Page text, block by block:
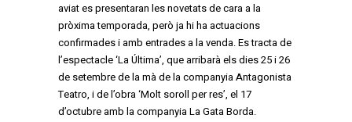
aviat es presentaran les novetats de cara a la
pròxima temporada, però ja hi ha actuacions
confirmades i amb entrades a la venda. Es tracta de
l’espectacle ‘La Última’, que arribarà els dies 25 i 26
de setembre de la mà de la companyia Antagonista
Teatro, i de l’obra ‘Molt soroll per res’, el 17
d’octubre amb la companyia La Gata Borda.